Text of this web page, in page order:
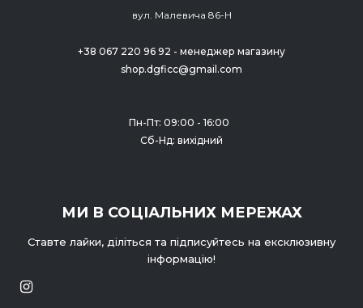
вул. Малевича 86-Н
+38 067 220 96 92 - менеджер магазину
shop.dgficc@gmail.com
Пн-Пт: 09:00 - 16:00
Сб-Нд: вихідний
МИ В СОЦІАЛЬНИХ МЕРЕЖАХ
Ставте лайки, діліться та підписуйтесь на ексклюзивну
інформацію!